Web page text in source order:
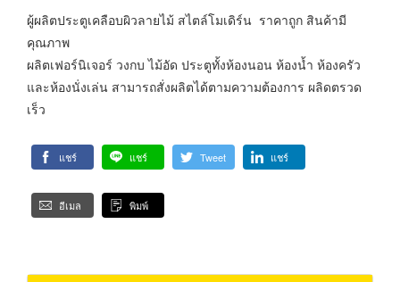
ผู้ผลิตประตูเคลือบผิวลายไม้ สไตล์โมเดิร์น ราคาถูก สินค้ามี
คุณภาพ
ผลิตเฟอร์นิเจอร์ วงกบ ไม้อัด ประตูทั้งห้องนอน ห้องน้ำ ห้องครัว
และห้องนั่งเล่น สามารถสั่งผลิตได้ตามความต้องการ ผลิดตรวด
เร็ว
แชร์ แชร์ Tweet แชร์
อีเมล พิมพ์